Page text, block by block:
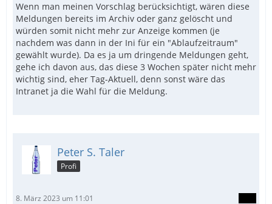
Wenn man meinen Vorschlag berücksichtigt, wären diese
Meldungen bereits im Archiv oder ganz gelöscht und
würden somit nicht mehr zur Anzeige kommen (je
nachdem was dann in der Ini für ein "Ablaufzeitraum"
gewählt wurde). Da es ja um dringende Meldungen geht,
gehe ich davon aus, das diese 3 Wochen später nicht mehr
wichtig sind, eher Tag-Aktuell, denn sonst wäre das
Intranet ja die Wahl für die Meldung.
Peter S. Taler
Profi
8. März 2023 um 11:01